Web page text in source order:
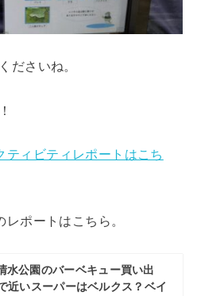
ださいね。
ティビティレポートはこち
ポートはこちら。
水公園のバーベキュー買い出
近いスーパーはベルクス？ベイ